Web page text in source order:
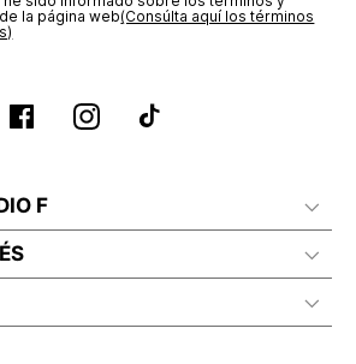
la página web‎(Consúlta aquí los términos
F